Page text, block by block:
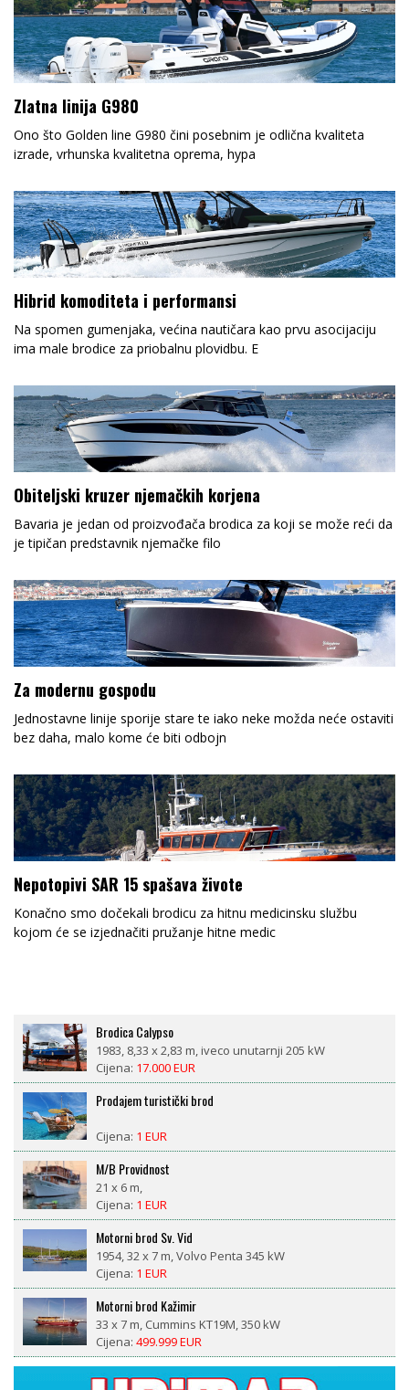
Zlatna linija G980
Ono što Golden line G980 čini posebnim je odlična kvaliteta
izrade, vrhunska kvalitetna oprema, hypa
Hibrid komoditeta i performansi
Na spomen gumenjaka, većina nautičara kao prvu asocijaciju
ima male brodice za priobalnu plovidbu. E
Obiteljski kruzer njemačkih korjena
Bavaria je jedan od proizvođača brodica za koji se može reći da
je tipičan predstavnik njemačke filo
Za modernu gospodu
Jednostavne linije sporije stare te iako neke možda neće ostaviti
bez daha, malo kome će biti odbojn
Nepotopivi SAR 15 spašava živote
Konačno smo dočekali brodicu za hitnu medicinsku službu
kojom će se izjednačiti pružanje hitne medic
Brodica Calypso
1983, 8,33 x 2,83 m, iveco unutarnji 205 kW
Cijena: 17.000 EUR
Prodajem turistički brod
Cijena: 1 EUR
M/B Providnost
21 x 6 m,
Cijena: 1 EUR
Motorni brod Sv. Vid
1954, 32 x 7 m, Volvo Penta 345 kW
Cijena: 1 EUR
Motorni brod Kažimir
33 x 7 m, Cummins KT19M, 350 kW
Cijena: 499.999 EUR
LM 27 motorsailor